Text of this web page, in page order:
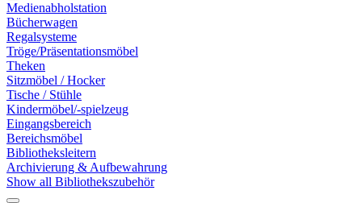
Medienabholstation
Bücherwagen
Regalsysteme
Tröge/Präsentationsmöbel
Theken
Sitzmöbel / Hocker
Tische / Stühle
Kindermöbel/-spielzeug
Eingangsbereich
Bereichsmöbel
Bibliotheksleitern
Archivierung & Aufbewahrung
Show all Bibliothekszubehör